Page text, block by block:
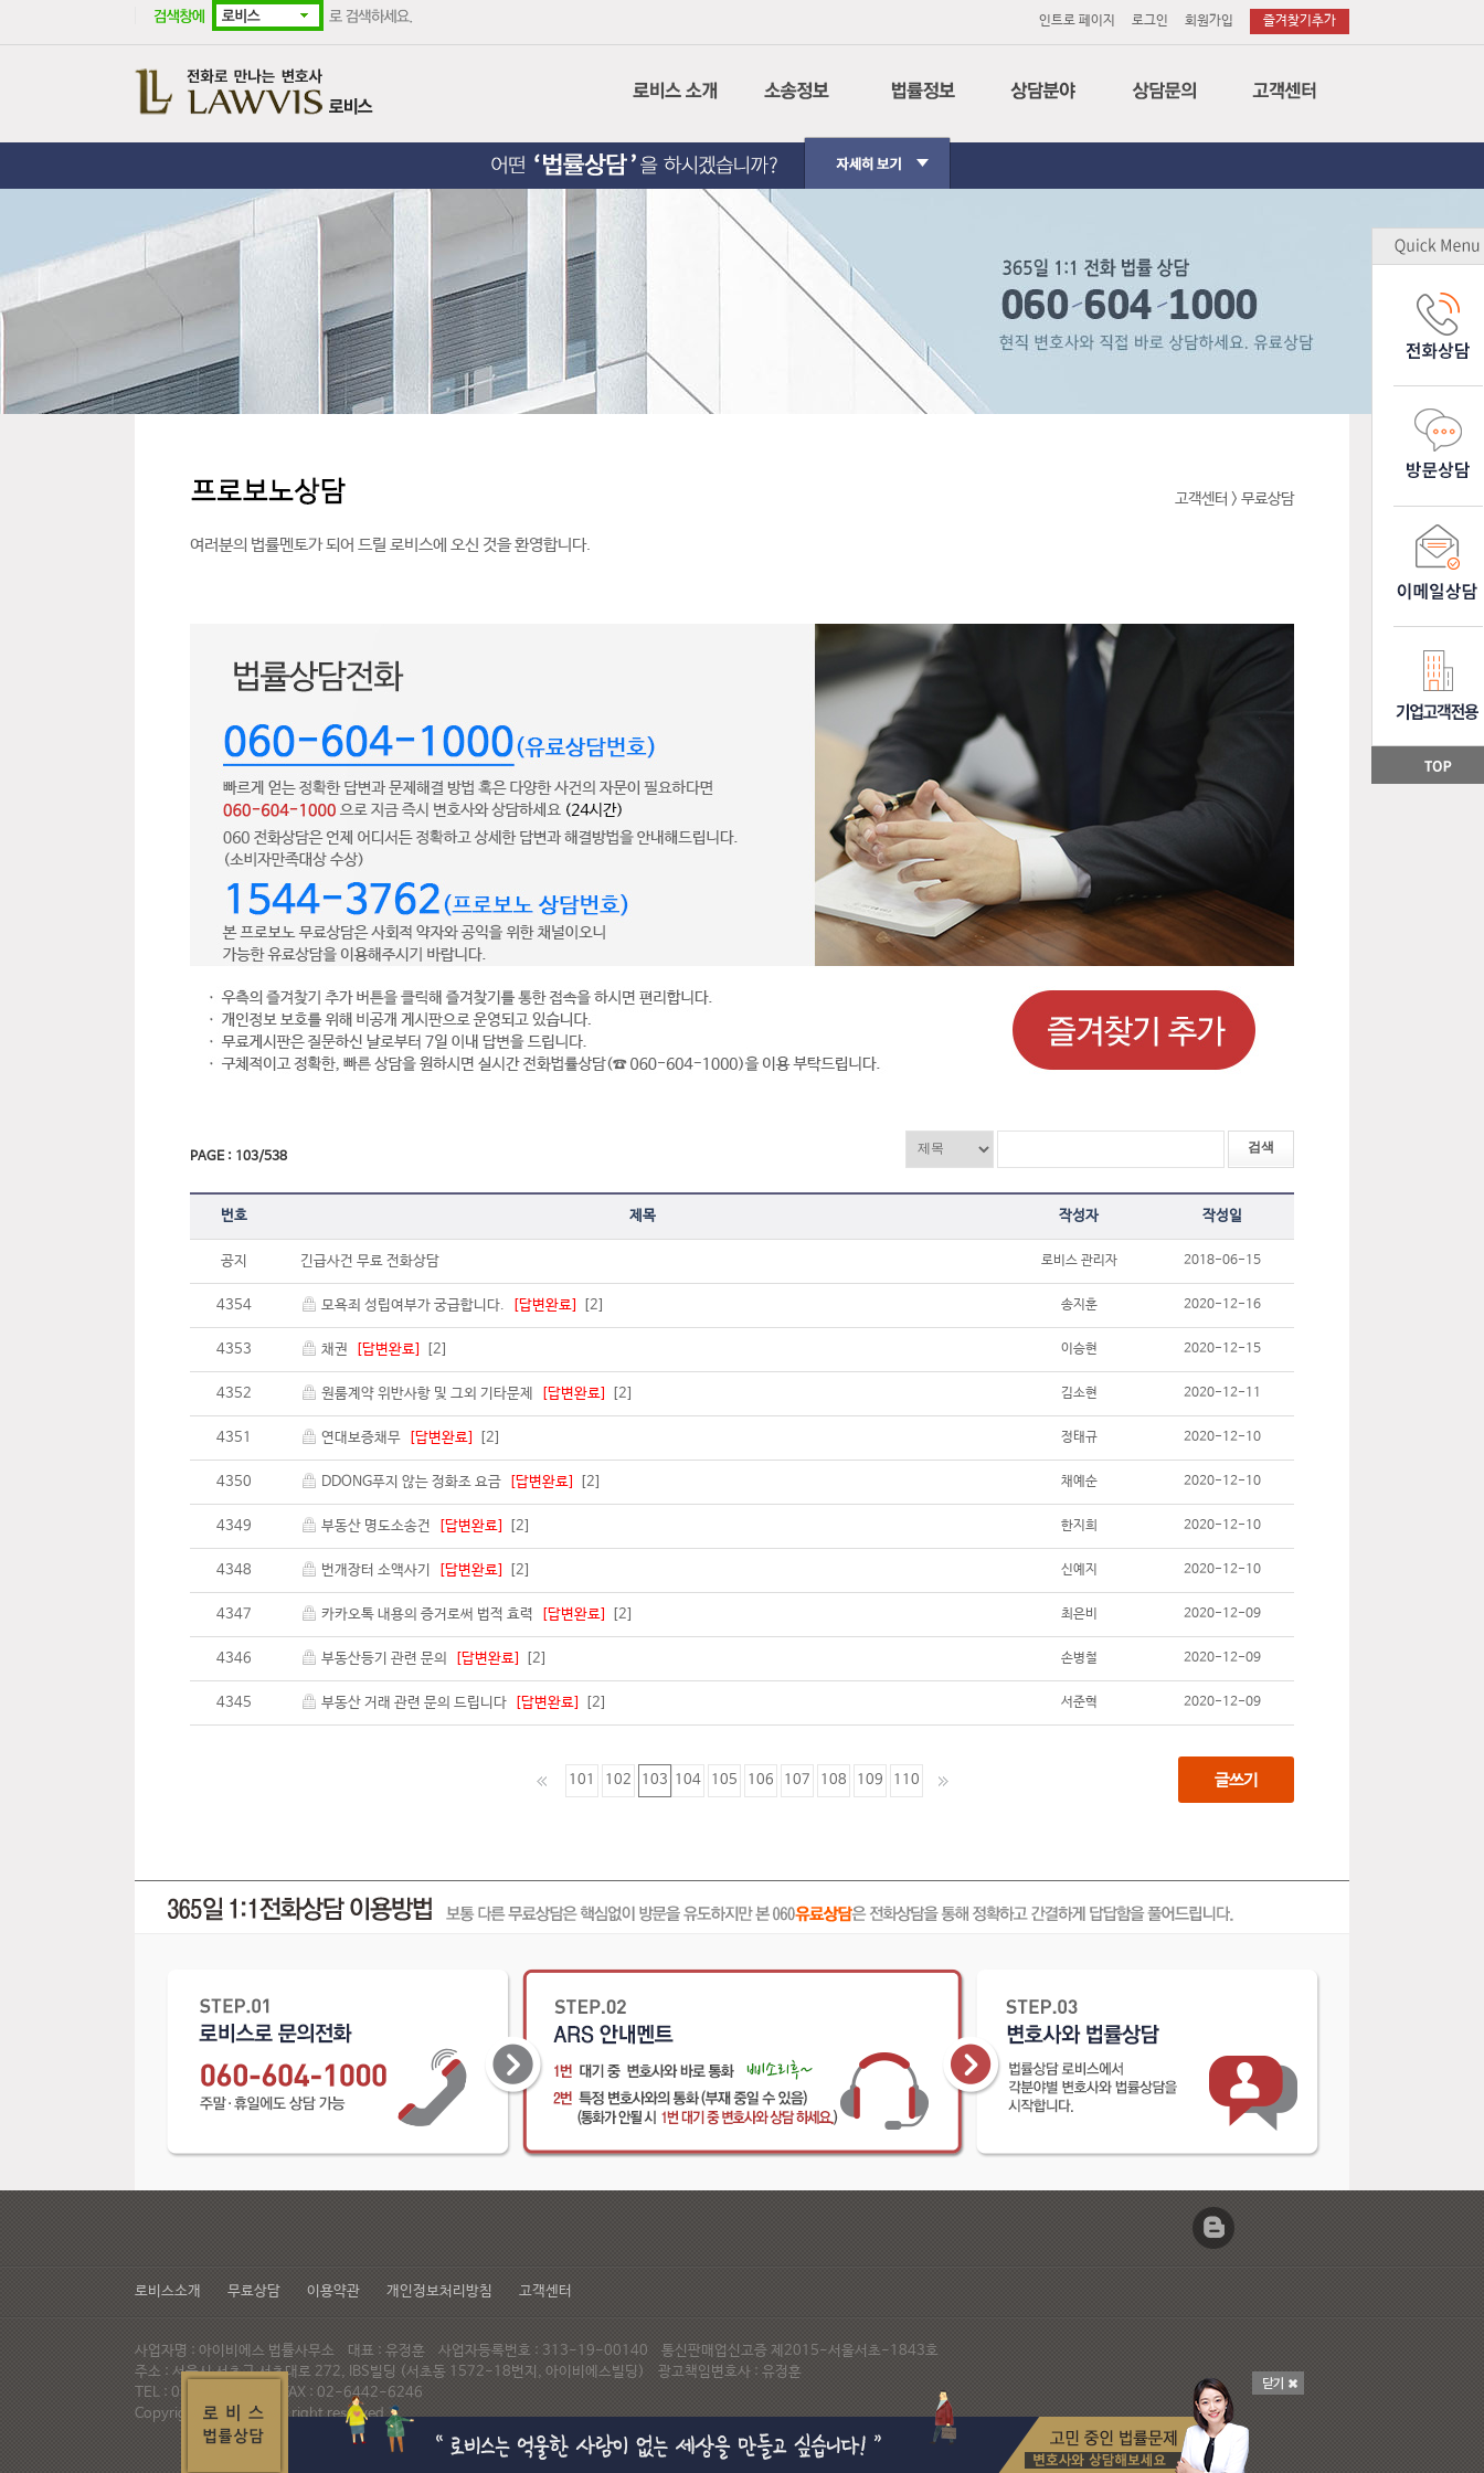
인트로 페이지 로그인 회원가입 즐겨찾기추가
회사소개
Contact Us
나의사건검색
법원경매정보
법원판례
노무
감평
소장작성의뢰
기업고객
고객센터 > 무료상담
여러분의 법률멘토가 되어 드릴 로비스에 오신 것을 환영합니다.
PAGE : 103/538
번호 제목 작성자 작성일
공지 긴급사건 무료 전화상담 로비스 관리자 2018-06-15
4354 모욕죄 성립여부가 궁급합니다. [답변완료] [2] 송지훈 2020-12-16
4353 채권 [답변완료] [2] 이승현 2020-12-15
4352 원룸계약 위반사항 및 그외 기타문제 [답변완료] [2] 김소현 2020-12-11
4351 연대보증채무 [답변완료] [2] 정태규 2020-12-10
4350 DDONG푸지 않는 정화조 요금 [답변완료] [2] 채예순 2020-12-10
4349 부동산 명도소송건 [답변완료] [2] 한지희 2020-12-10
4348 번개장터 소액사기 [답변완료] [2] 신예지 2020-12-10
4347 카카오톡 내용의 증거로써 법적 효력 [답변완료] [2] 최은비 2020-12-09
4346 부동산등기 관련 문의 [답변완료] [2] 손병철 2020-12-09
4345 부동산 거래 관련 문의 드립니다 [답변완료] [2] 서준혁 2020-12-09
101 102 103 104 105 106 107 108 109 110
로비스소개 무료상담 이용약관 개인정보처리방침 고객센터
사업자명 : 아이비에스 법률사무소 대표 : 유정훈 사업자등록번호 : 313-19-00140 통신판매업신고증 제2015-서울서초-1843호
주소 : 서울시 서초구 서초대로 272, IBS빌딩 (서초동 1572-18번지, 아이비에스빌딩) 광고책임변호사 : 유정훈
TEL : 02-537-6947 FAX : 02-6442-6246
Copyright© LAWVIS All right reserved